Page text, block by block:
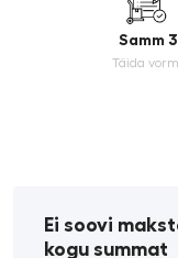
Samm 3
Täida vorm.
Ei soovi
kogu summat